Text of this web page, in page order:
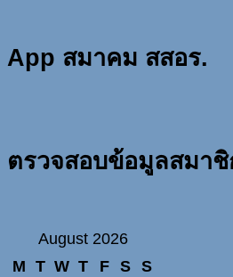
App สมาคม สสอร.
ตรวจสอบข้อมูลสมาชิ
August 2026
M T W T F S S